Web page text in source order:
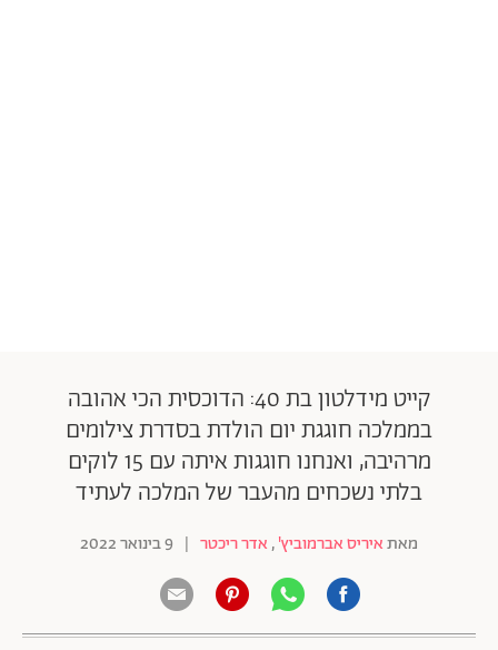
קייט מידלטון בת 40: הדוכסית הכי אהובה
בממלכה חוגגת יום הולדת בסדרת צילומים
מרהיבה, ואנחנו חוגגות איתה עם 15 לוקים
בלתי נשכחים מהעבר של המלכה לעתיד
מאתאיריס אברמוביץ', אדר ריכטר | 9 בינואר 2022